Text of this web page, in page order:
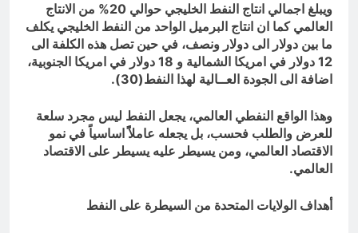
ويبلغ اجمالي انتاج النفط الخليجي حوالي 20% من الانتاج
العالمي كما ان انتاج البرميل الواحد من النفط الخليجي يكلف
ما بين دولار الى دولار ونصف، في حين تصل هذه الكلفة الى
12 دولار في امريكا الشمالية و 18 دولار في امريكا الجنوبية،
اضافة الى الجودة العــالية لهذا النفط(30).
وهذا الواقع النفطي العالمي، يجعل النفط ليس مجرد سلعة
للعرض والطلب فحسب، بل يجعله عاملاًً اساسياً في نمو
الاقتصاد العالمي، ومن يسيطر عليه يسيطر على الاقتصاد
العالمي.
أهداف الولايات المتحدة من السيطرة على النفط